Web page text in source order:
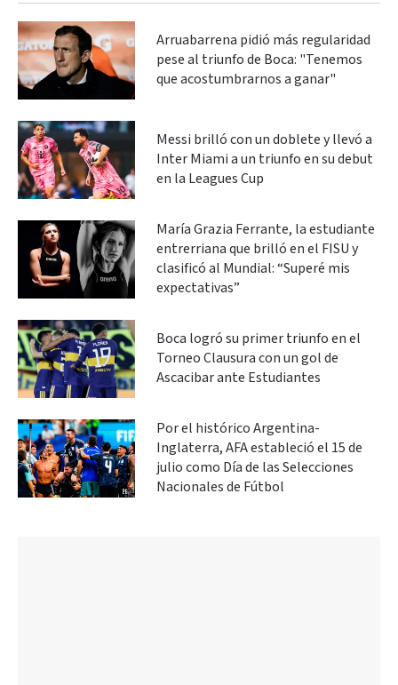
Arruabarrena pidió más regularidad
pese al triunfo de Boca: "Tenemos
que acostumbrarnos a ganar"
Messi brilló con un doblete y llevó a
Inter Miami a un triunfo en su debut
en la Leagues Cup
María Grazia Ferrante, la estudiante
entrerriana que brilló en el FISU y
clasificó al Mundial: “Superé mis
expectativas”
Boca logró su primer triunfo en el
Torneo Clausura con un gol de
Ascacibar ante Estudiantes
Por el histórico Argentina-
Inglaterra, AFA estableció el 15 de
julio como Día de las Selecciones
Nacionales de Fútbol